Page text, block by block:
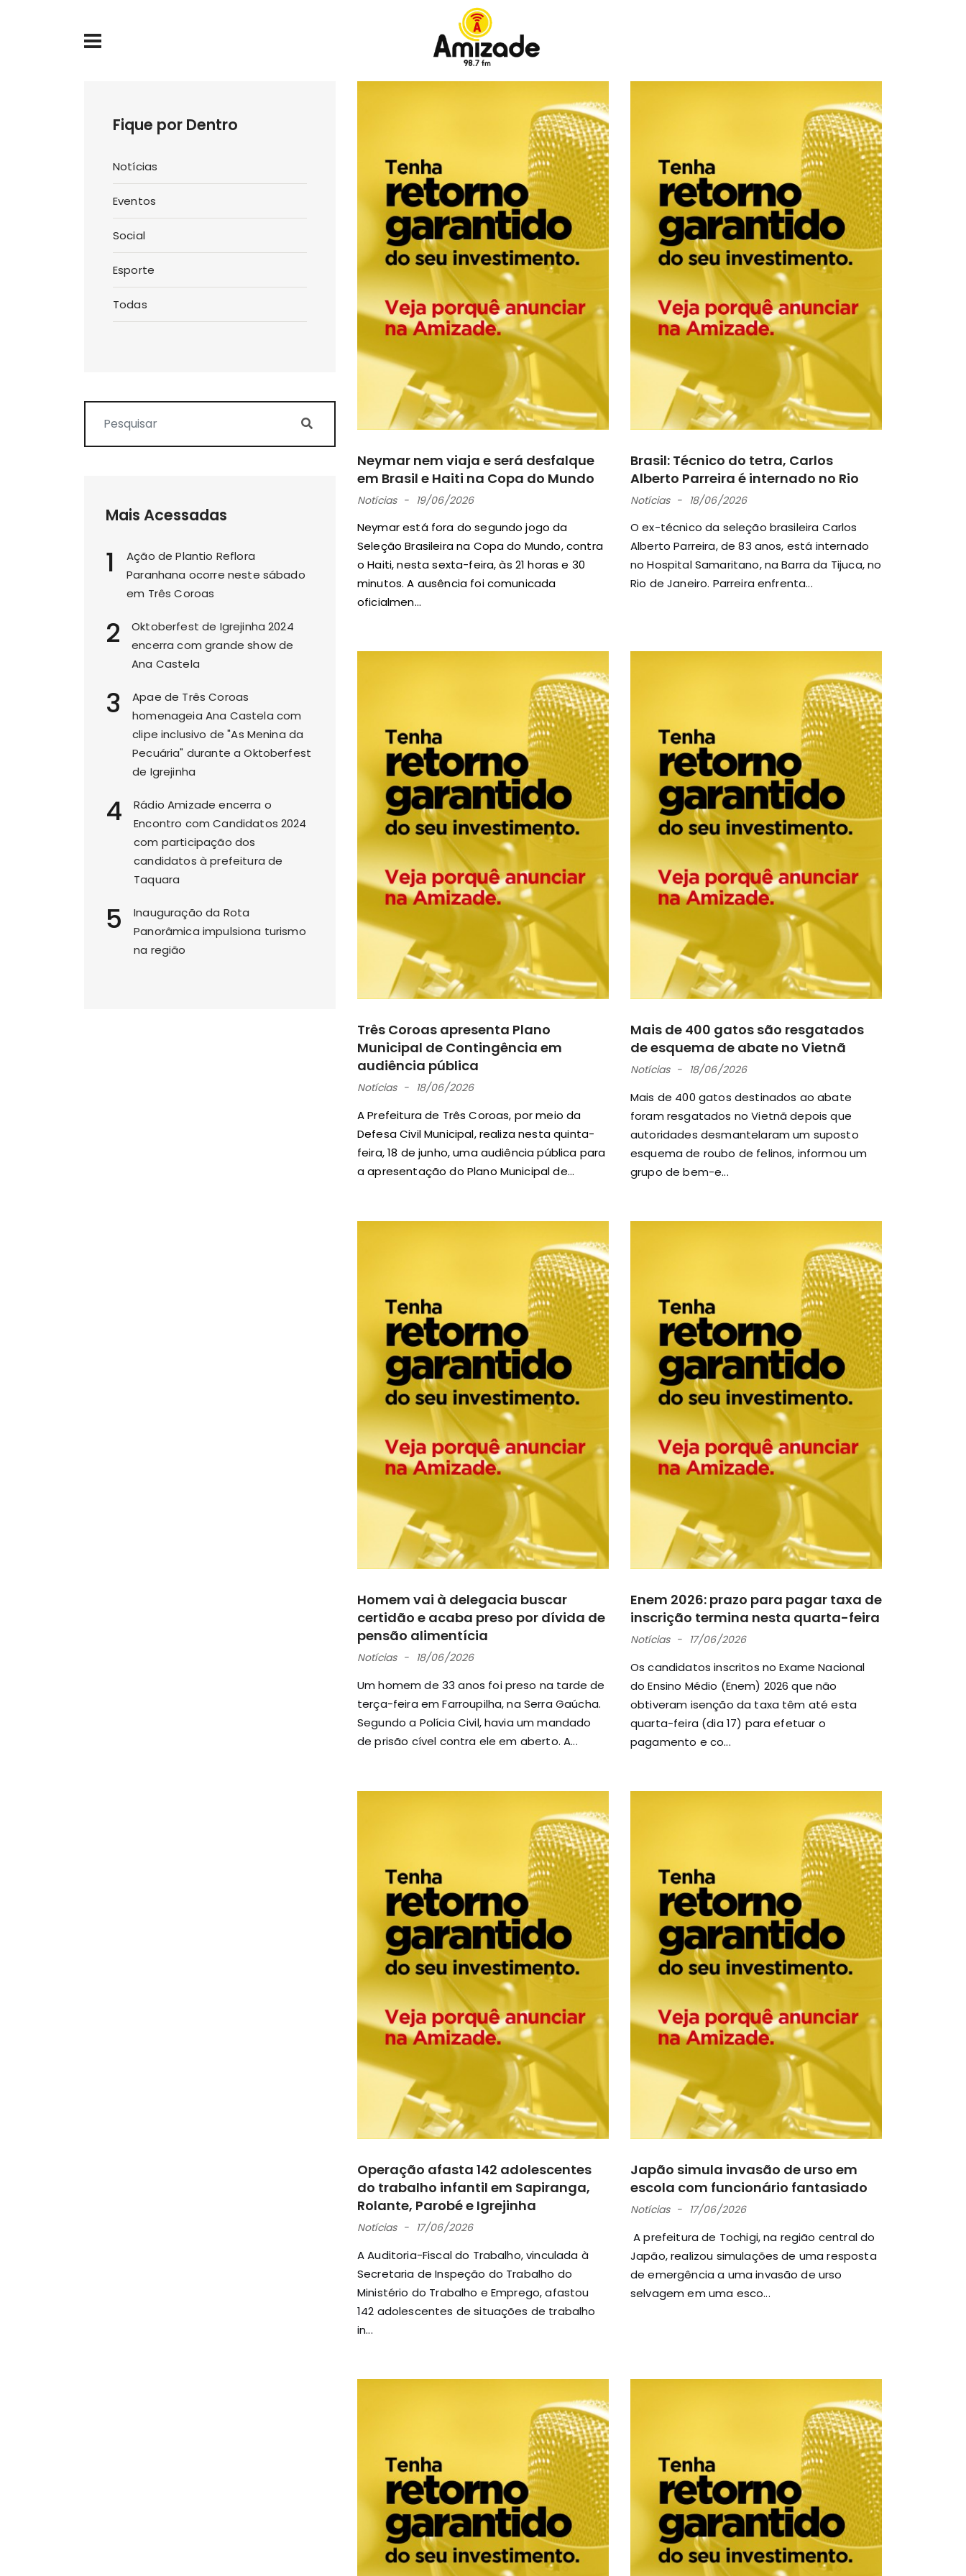
Fique por Dentro
Notícias
Eventos
Social
Esporte
Todas
Mais Acessadas
1
Ação de Plantio Reflora
Paranhana ocorre neste sábado
em Três Coroas
2
Oktoberfest de Igrejinha 2024
encerra com grande show de
Ana Castela
3
Apae de Três Coroas
homenageia Ana Castela com
clipe inclusivo de "As Menina da
Pecuária" durante a Oktoberfest
de Igrejinha
4
Rádio Amizade encerra o
Encontro com Candidatos 2024
com participação dos
candidatos à prefeitura de
Taquara
5
Inauguração da Rota
Panorâmica impulsiona turismo
na região
Neymar nem viaja e será desfalque
em Brasil e Haiti na Copa do Mundo
Notícias 19/06/2026
Neymar está fora do segundo jogo da
Seleção Brasileira na Copa do Mundo, contra
o Haiti, nesta sexta-feira, às 21 horas e 30
minutos. A ausência foi comunicada
oficialmen...
Brasil: Técnico do tetra, Carlos
Alberto Parreira é internado no Rio
Notícias 18/06/2026
O ex-técnico da seleção brasileira Carlos
Alberto Parreira, de 83 anos, está internado
no Hospital Samaritano, na Barra da Tijuca, no
Rio de Janeiro. Parreira enfrenta...
Três Coroas apresenta Plano
Municipal de Contingência em
audiência pública
Notícias 18/06/2026
A Prefeitura de Três Coroas, por meio da
Defesa Civil Municipal, realiza nesta quinta-
feira, 18 de junho, uma audiência pública para
a apresentação do Plano Municipal de...
Mais de 400 gatos são resgatados
de esquema de abate no Vietnã
Notícias 18/06/2026
Mais de 400 gatos destinados ao abate
foram resgatados no Vietnã depois que
autoridades desmantelaram um suposto
esquema de roubo de felinos, informou um
grupo de bem-e...
Homem vai à delegacia buscar
certidão e acaba preso por dívida de
pensão alimentícia
Notícias 18/06/2026
Um homem de 33 anos foi preso na tarde de
terça-feira em Farroupilha, na Serra Gaúcha.
Segundo a Polícia Civil, havia um mandado
de prisão cível contra ele em aberto. A...
Enem 2026: prazo para pagar taxa de
inscrição termina nesta quarta-feira
Notícias 17/06/2026
Os candidatos inscritos no Exame Nacional
do Ensino Médio (Enem) 2026 que não
obtiveram isenção da taxa têm até esta
quarta-feira (dia 17) para efetuar o
pagamento e co...
Operação afasta 142 adolescentes
do trabalho infantil em Sapiranga,
Rolante, Parobé e Igrejinha
Notícias 17/06/2026
A Auditoria-Fiscal do Trabalho, vinculada à
Secretaria de Inspeção do Trabalho do
Ministério do Trabalho e Emprego, afastou
142 adolescentes de situações de trabalho
in...
Japão simula invasão de urso em
escola com funcionário fantasiado
Notícias 17/06/2026
A prefeitura de Tochigi, na região central do
Japão, realizou simulações de uma resposta
de emergência a uma invasão de urso
selvagem em uma esco...